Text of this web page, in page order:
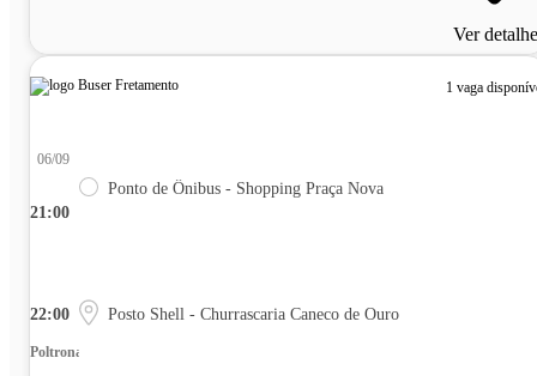
Ver
1 vaga
21:00
06/09
Ponto de Ônibus - Shopping Praça Nova
22:00 Posto Shell - Churrascaria Caneco de Ouro
Poltrona